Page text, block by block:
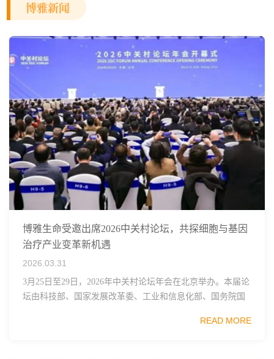
博雅新闻
博雅生命受邀出席2026中关村论坛，共探细胞与基因
治疗产业变革新机遇
2026.03.31
3月25日至29日，2026年中关村论坛年会在北京举办。本届论
坛由科技部、国家发展改革委、工业和信息化部、国务院国
READ MORE